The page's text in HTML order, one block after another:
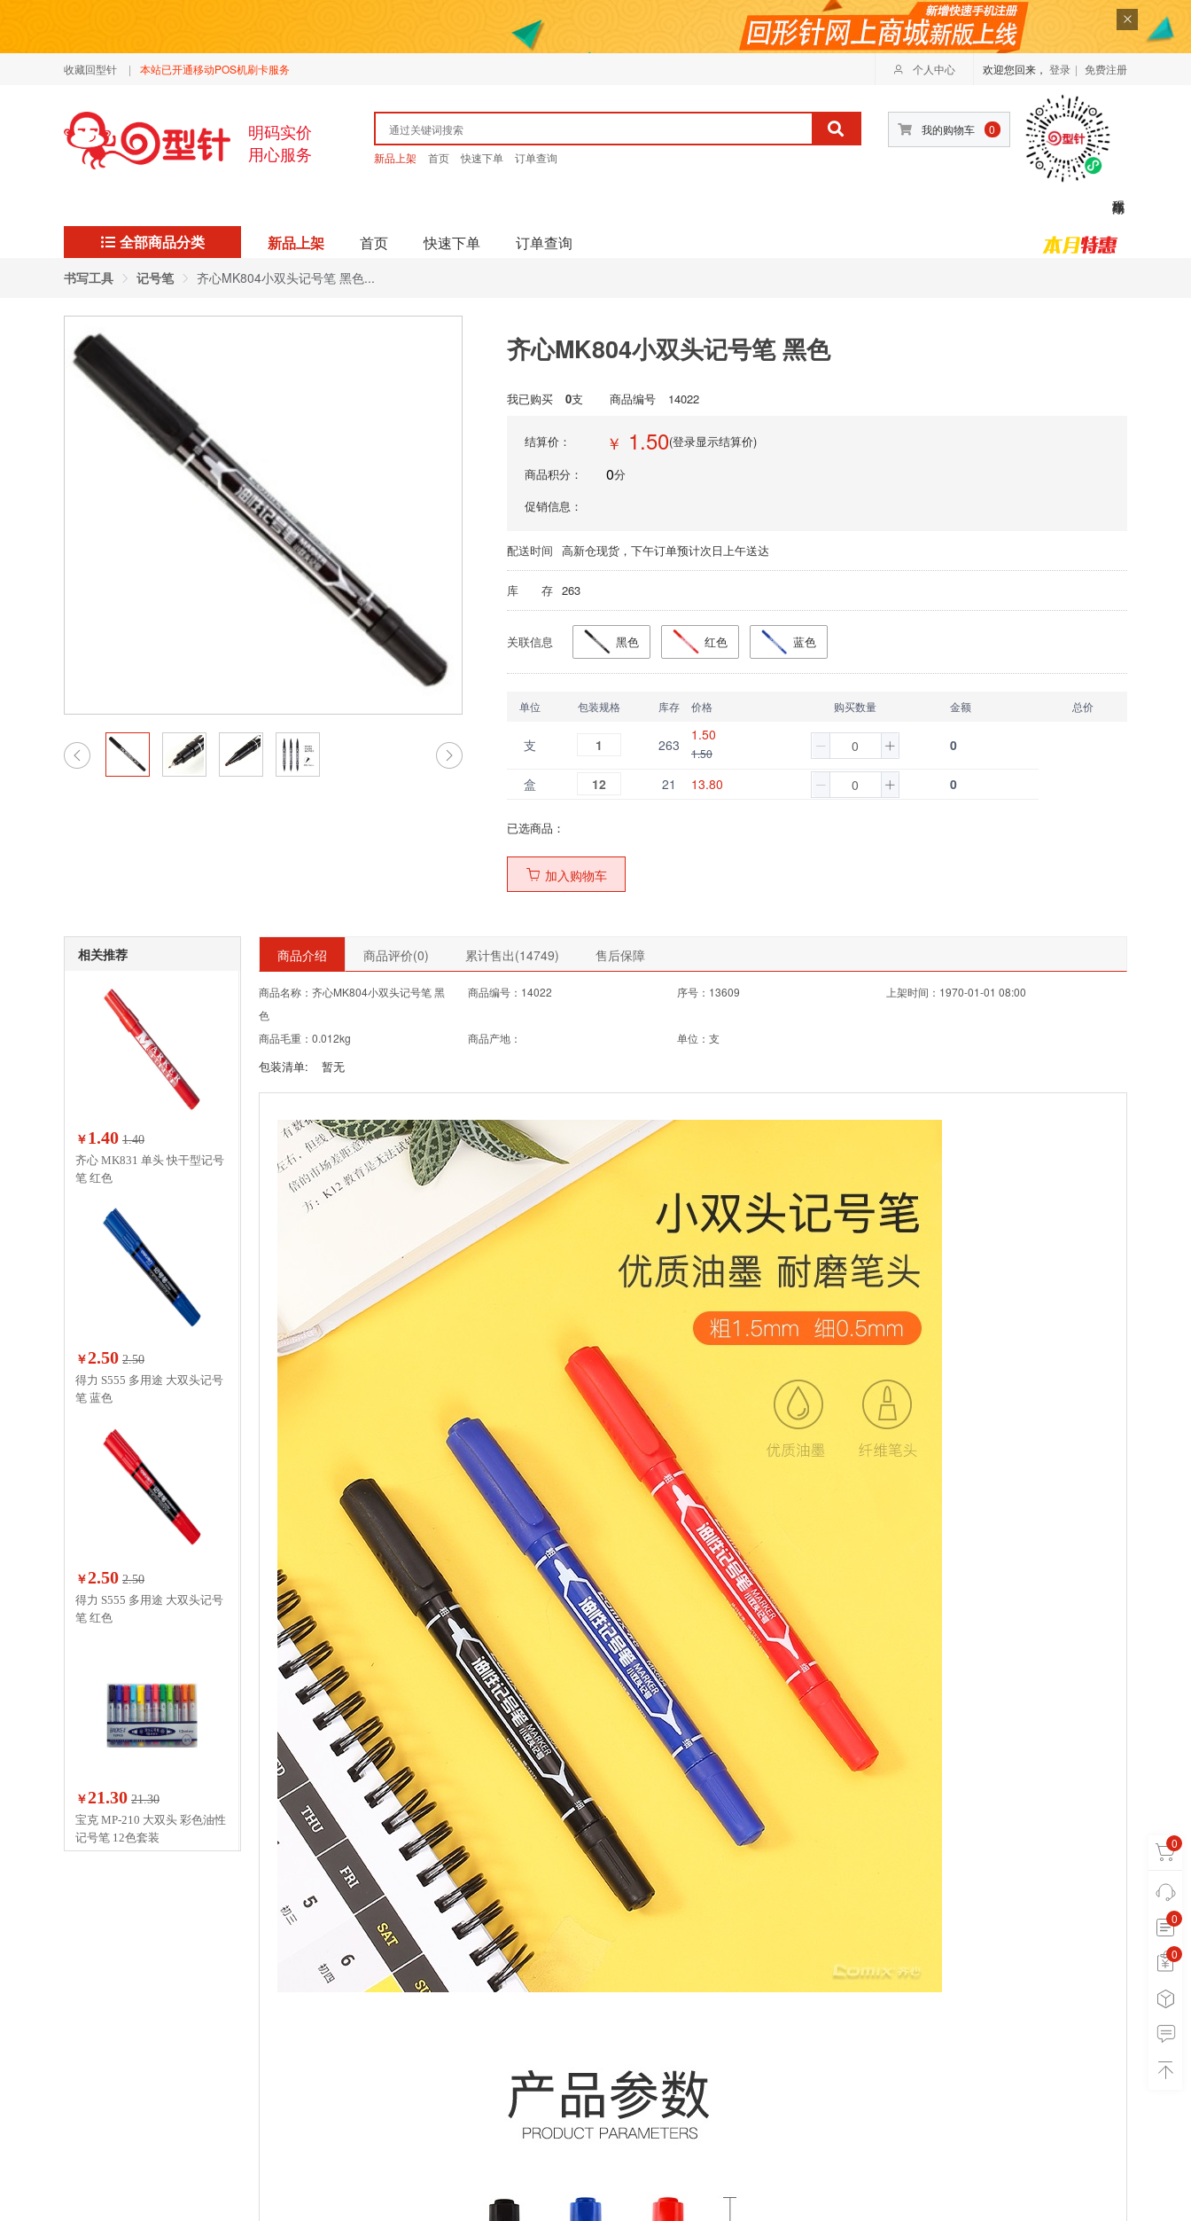
收藏回型针 | 本站已开通移动POS机刷卡服务 欢迎您回来， 登录 | 免费注册
个人中心
明码实价
用心服务
新品上架 首页 快速下单 订单查询
我的购物车 0
全部商品分类 新品上架 首页 快速下单 订单查询
0
0
0 0
书写工具 记号笔 齐心MK804小双头记号笔 黑色...
齐心MK804小双头记号笔 黑色
我已购买 0支 商品编号 14022
结算价： ￥ 1.50(登录显示结算价)
商品积分：
0分
促销信息：
配送时间 高新仓现货，下午订单预计次日上午送达
库 存 263
关联信息 黑色 红色 蓝色
单位 包装规格 库存 价格 购买数量 金额 总价
支 1 263
1.50
1.50 0
盒 12 21 13.80 0
已选商品：
加入购物车
相关推荐
￥ 1.40 1.40
齐心 MK831 单头 快干型记号
笔 红色
￥2.50 2.50
得力 S555 多用途 大双头记号
笔 蓝色
￥2.50 2.50
得力 S555 多用途 大双头记号
笔 红色
￥21.30 21.30
宝克 MP-210 大双头 彩色油性
记号笔 12色套装
商品介绍 商品评价(0) 累计售出(14749) 售后保障
商品名称：齐心MK804小双头记号笔 黑
色
商品编号：14022 序号：13609 上架时间：1970-01-01 08:00
商品毛重：0.012kg 商品产地： 单位：支
包装清单: 暂无